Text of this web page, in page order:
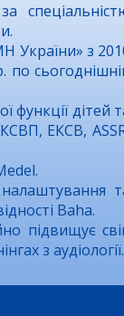
України» з
по
функції дітей
ЕКСВ,
Baha.
підвищує
з аудіології.